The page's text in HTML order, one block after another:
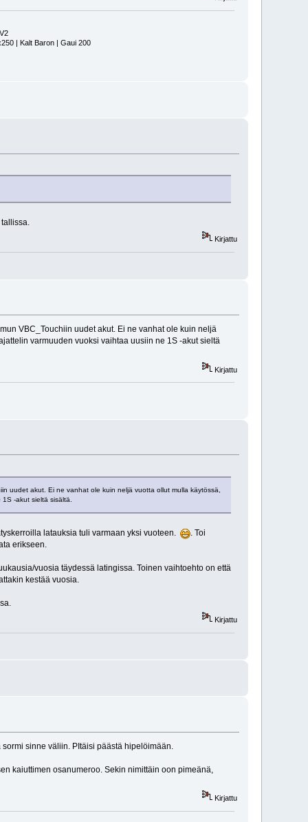
| Kalt Baron | Gaui 200
Kirjattu
VBC_Touchiin uudet akut. Ei ne vanhat ole kuin neljä
varmuuden vuoksi vaihtaa uusiin ne 1S -akut sieltä
Kirjattu
uudet akut. Ei ne vanhat ole kuin neljä vuotta ollut mulla käytössä,
-akut sieltä sisältä.
latauksia tuli varmaan yksi vuoteen.
. Toi
erikseen.
vuosia täydessä latingissa. Toinen vaihtoehto on että
kestää vuosia.
Kirjattu
sinne väliin. PItäisi päästä hipelöimään.
kaiuttimen osanumeroo. Sekin nimittäin oon pimeänä,
Kirjattu